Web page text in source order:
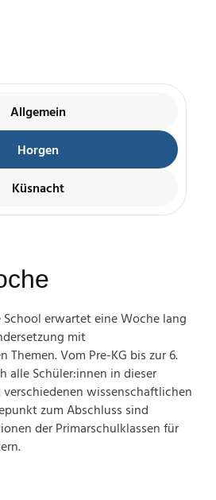
Allgemein
Horgen
Küsnacht
School erwartet eine Woche lang
mit
Vom Pre-KG bis zur 6.
alle Schüler:innen in dieser
wissenschaftlichen
zum Abschluss sind
der Primarschulklassen für